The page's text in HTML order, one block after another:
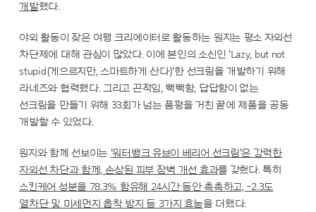
개발했다.
야외 활동이 잦은 여행 크리에이터로 활동하는 원지는 평소 자외선
차단제에 대해 관심이 많았다. 이에 본인의 소신인 'Lazy, but not
stupid(게으르지만, 스마트하게 산다)'한 선크림을 개발하기 위해
라네즈와 협력했다. 그리고 끈적임, 뻑뻑함, 답답함이 없는
선크림을 만들기 위해 33회가 넘는 품평을 거친 끝에 제품을 공동
개발할 수 있었다.
원지와 함께 선보이는 '워터뱅크 유브이 베리어 선크림'은 강력한
자외선 차단과 함께, 손상된 피부 장벽 개선 효과를 갖췄다. 특히
스킨케어 성분을 78.3% 함유해 24시간 동안 촉촉하고, -2.3도
열차단 및 미세먼지 흡착 방지 등 3가지 효능을 더했다.